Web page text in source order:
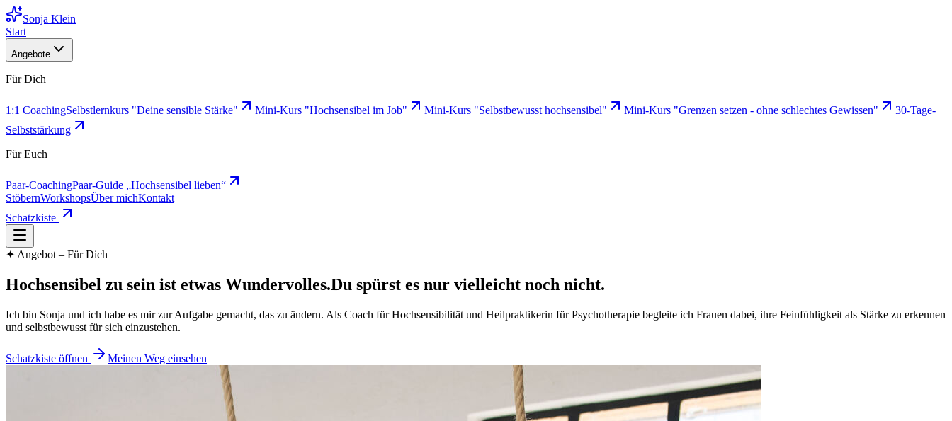
Sonja Klein
Start
Angebote
Für Dich
1:1 CoachingSelbstlernkurs "Deine sensible Stärke" Mini-Kurs "Hochsensibel im Job" Mini-Kurs "Selbstbewusst hochsensibel" Mini-Kurs "Grenzen setzen - ohne schlechtes Gewissen"
30-Tage-
Selbststärkung
Für Euch
Paar-CoachingPaar-Guide „Hochsensibel lieben“
StöbernWorkshopsÜber michKontakt
Schatzkiste
✦ Angebot – Für Dich
Hochsensibel zu sein ist etwas Wundervolles.Du spürst es nur vielleicht noch nicht.
Ich bin Sonja und ich habe es mir zur Aufgabe gemacht, das zu ändern. Als Coach für Hochsensibilität und Heilpraktikerin für Psychotherapie begleite ich Frauen dabei, ihre Feinfühligkeit als Stärke zu erkennen
und selbstbewusst für sich einzustehen.
Schatzkiste öffnen Meinen Weg einsehen